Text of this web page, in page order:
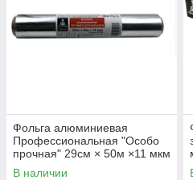
Фольга алюминиевая
Профессиональная "Особо
прочная" 29см × 50м ×11 мкм
(15шт.кор.)
В наличии